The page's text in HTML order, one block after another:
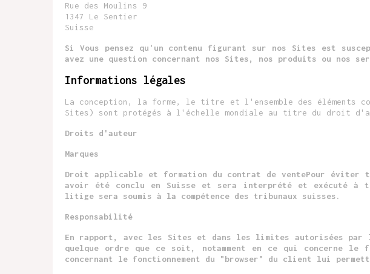
Rue des Moulins 9
1347 Le Sentier
Suisse
Si Vous pensez qu'un contenu figurant sur nos Sites est
avez une question concernant nos Sites, nos produits ou nos
Informations légales
La conception, la forme, le titre et l'ensemble des éléments
Sites) sont protégés à l'échelle mondiale au titre du droit
Droits d'auteur
Marques
Droit applicable et formation du contrat de ventePour
avoir été conclu en Suisse et sera interprété et exécuté à
litige sera soumis à la compétence des tribunaux suisses.
Responsabilité
En rapport, avec les Sites et dans les limites autorisées par
quelque ordre que ce soit, notamment en ce qui concerne le
concernant le fonctionnement du "browser" du client lui